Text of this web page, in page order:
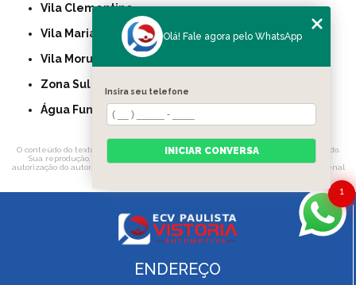
Vila Clementino
Vila Mariana
Vila Morumbi
Zona Sul
Água Funda
O conteúdo do texto " Inspeção de Carros Preço Cupecê" é de direito reservado.
Sua reprodução, parcial ou total, mesmo citando nossos links, é proibida sem a
autorização do autor. Crime de violação de direito autoral – artigo 184 do Código Penal
ENDEREÇO
1
Olá! Fale agora pelo WhatsApp
Insira seu telefone
INICIAR CONVERSA